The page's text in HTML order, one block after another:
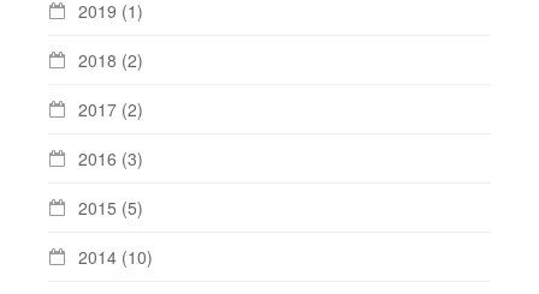
2019 (1)
2018 (2)
2017 (2)
2016 (3)
2015 (5)
2014 (10)